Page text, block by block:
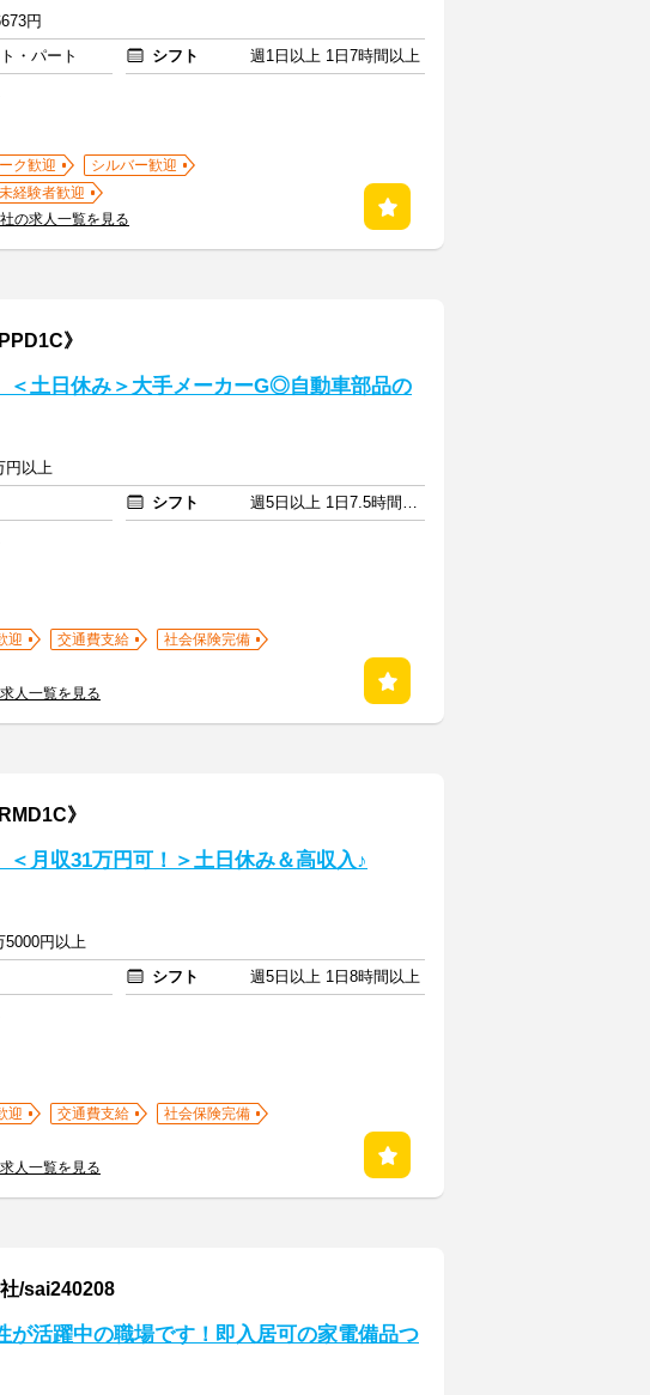
円
・パート シフト
週1日以上 1日7時間以上
ク歓迎
シルバー歓迎
未経験者歓迎
の求人一覧を見る
》
＜土日休み＞大手メーカーG◎自動車部品の
円以上
シフト
週5日以上 1日7.5時間以上
迎 交通費支給
社会保険完備
人一覧を見る
》
＜月収31万円可！＞土日休み＆高収入♪
5000円以上
シフト
週5日以上 1日8時間以上
迎 交通費支給
社会保険完備
人一覧を見る
/sai240208
が活躍中の職場です！即入居可の家電備品つ